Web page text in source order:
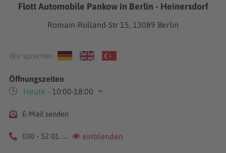
Flott Automobile Pankow in Berlin - Heinersdorf
Romain-Rolland-Str 15, 13089 Berlin
Wir sprechen
Öffnungszeiten
Heute - 10:00-18:00
E-Mail senden
030 - 52 01. ... einblenden